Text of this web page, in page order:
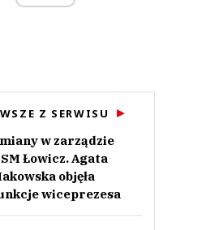
Z SERWISU
w zarządzie
Łowicz. Agata
objęła
wiceprezesa